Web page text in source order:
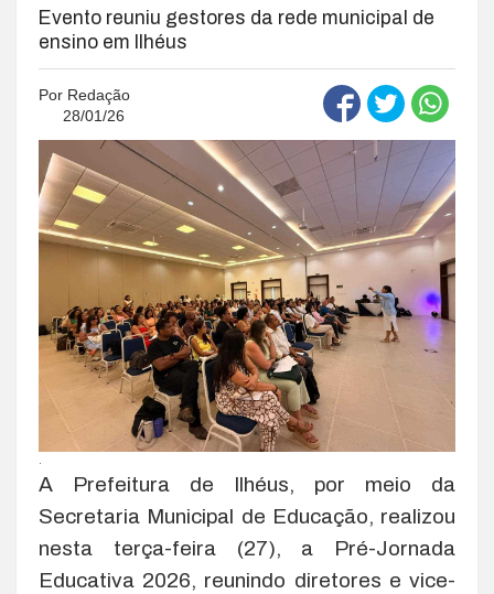
Evento reuniu gestores da rede municipal de
ensino em Ilhéus
Por Redação
28/01/26
.
A Prefeitura de Ilhéus, por meio da
Secretaria Municipal de Educação, realizou
nesta terça-feira (27), a Pré-Jornada
Educativa 2026, reunindo diretores e vice-